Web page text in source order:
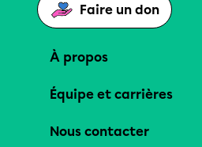
Faire un don
À propos
Équipe et carrières
Nous contacter